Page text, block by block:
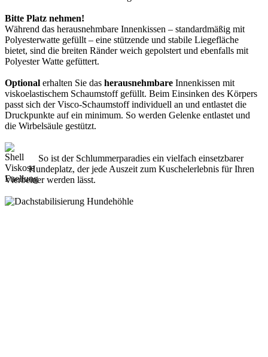
Bitte Platz nehmen!
Während das herausnehmbare Innenkissen – standardmäßig mit
Polyesterwatte gefüllt – eine stützende und stabile Liegefläche
bietet, sind die breiten Ränder weich gepolstert und ebenfalls mit
Polyester Watte gefüttert.
Optional erhalten Sie das herausnehmbare Innenkissen mit
viskoelastischem Schaumstoff gefüllt. Beim Einsinken des Körpers
passt sich der Visco-Schaumstoff individuell an und entlastet die
Druckpunkte auf ein minimum. So werden Gelenke entlastet und
die Wirbelsäule gestützt.
So ist der Schlummerparadies ein vielfach einsetzbarer
Hundeplatz, der jede Auszeit zum Kuschelerlebnis für Ihren
Vierbeiner werden lässt.